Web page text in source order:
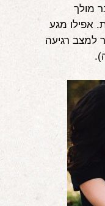
מולך
אפילו מגע
למצב רגיעה